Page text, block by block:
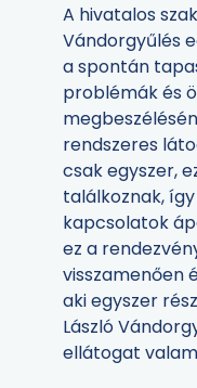
A hivatalos
Vándorgyűlés
a spontán
problémák és
rendszeres
csak egyszer,
találkoznak,
kapcsolatok
ez a
visszamenően
aki egyszer
László
ellátogat